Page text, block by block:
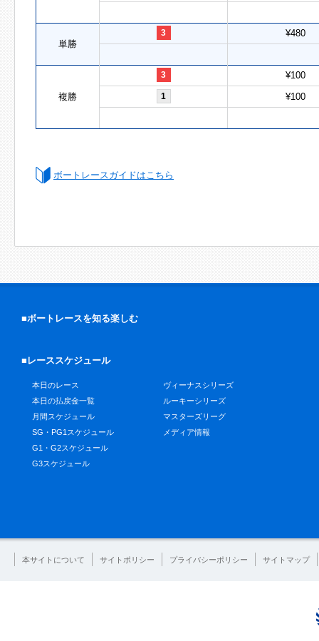
単勝
3 ¥480
複勝
3 ¥100
1 ¥100
ボートレースガイドはこちら
■ボートレースを知る楽しむ
■レーススケジュール
本日のレース
本日の払戻金一覧
月間スケジュール
SG・PG1スケジュール
G1・G2スケジュール
G3スケジュール
ヴィーナスシリーズ
ルーキーシリーズ
マスターズリーグ
メディア情報
本サイトについて サイトポリシー プライバシーポリシー サイトマップ